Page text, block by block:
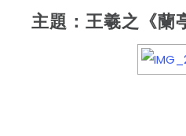
主題：王羲之《蘭